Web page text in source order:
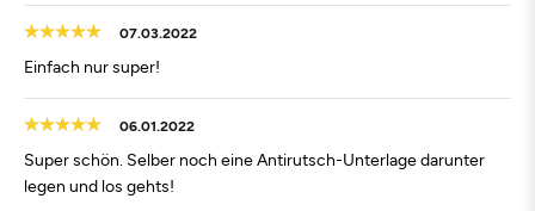
07.03.2022
Einfach nur super!
06.01.2022
Super schön. Selber noch eine Antirutsch-Unterlage darunter
legen und los gehts!